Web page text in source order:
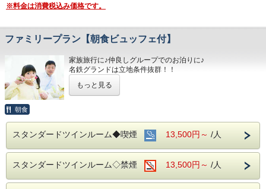
※料金は消費税込み価格です。
ファミリープラン【朝食ビュッフェ付】
家族旅行に♪仲良しグループでのお泊りに♪
名鉄グランドは立地条件抜群！！
！！さらに！！
家族旅行には嬉しい♪
会が多い場所を
当ホテルの客室は窓が開放出来る為、簡単に空気を入れ替
える事が可能です。
清掃時は常に換気をして新鮮な空気に入れ替えておりま
す。
もっと見る
朝食
スタンダードツインルーム◆喫煙 13,500円～ /人
スタンダードツインルーム◇禁煙 13,500円～ /人